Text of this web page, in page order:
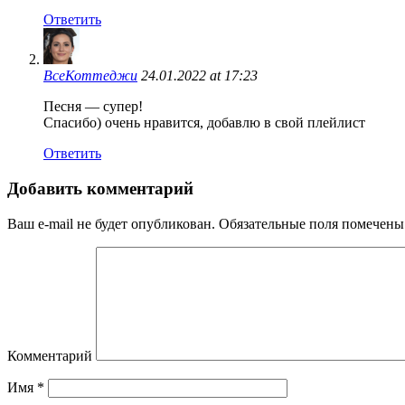
Ответить
ВсеКоттеджи 24.01.2022 at 17:23
Песня — супер!
Спасибо) очень нравится, добавлю в свой плейлист
Ответить
Добавить комментарий
Ваш e-mail не будет опубликован. Обязательные поля
Комментарий
Имя *